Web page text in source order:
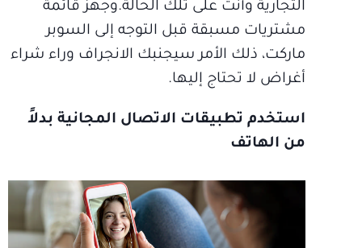
التجارية وأنت على تلك الحالة.وجهز قائمة
مشتريات مسبقة قبل التوجه إلى السوبر
ماركت، ذلك الأمر سيجنبك الانجراف وراء شراء
أغراض لا تحتاج إليها.
استخدم تطبيقات الاتصال المجانية بدلاً
من الهاتف